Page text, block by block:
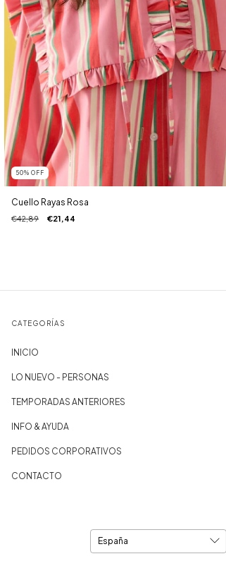
50% OFF
Cuello Rayas Rosa
€42,89 €21,44
CATEGORÍAS
INICIO
LO NUEVO - PERSONAS
TEMPORADAS ANTERIORES
INFO & AYUDA
PEDIDOS CORPORATIVOS
CONTACTO